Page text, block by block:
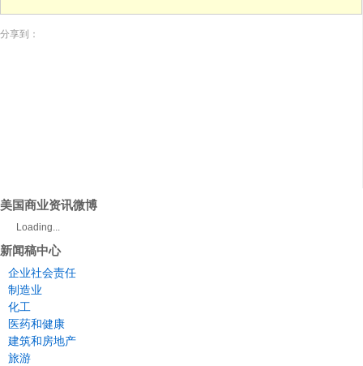
分享到：
美国商业资讯微博
Loading...
新闻稿中心
企业社会责任
制造业
化工
医药和健康
建筑和房地产
旅游